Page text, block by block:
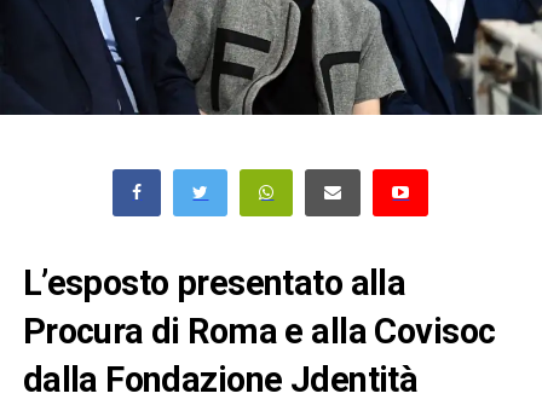
L’esposto presentato alla
Procura di Roma e alla Covisoc
dalla Fondazione Jdentità